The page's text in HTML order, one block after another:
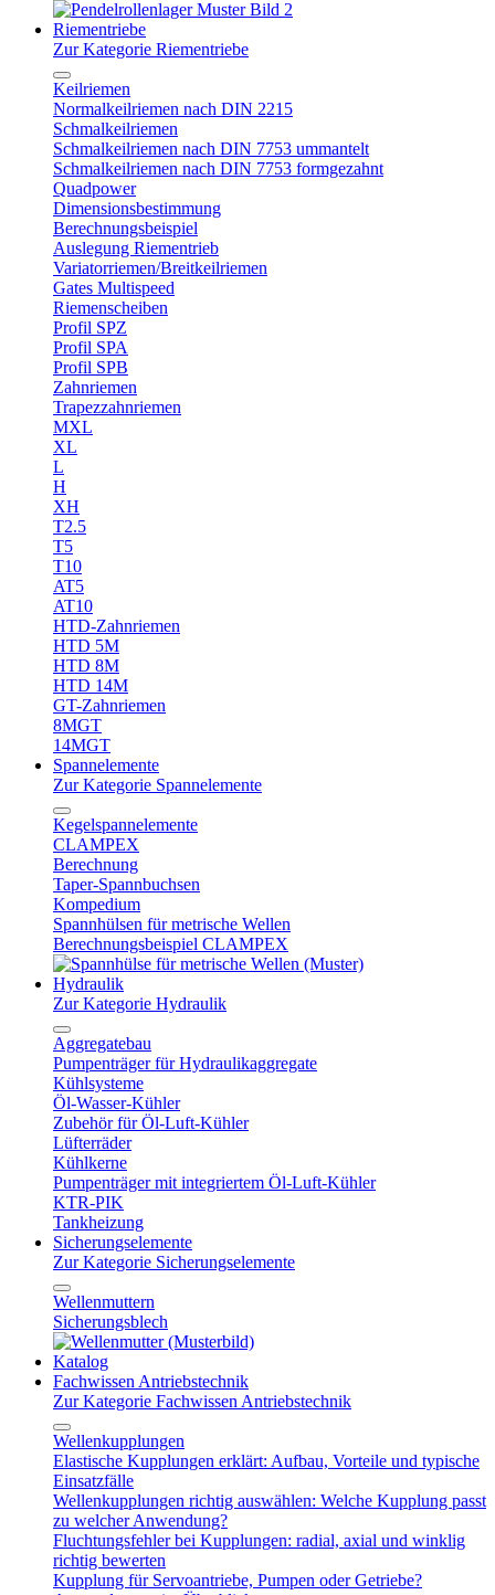
Riementriebe
Zur Kategorie Riementriebe
Keilriemen
Normalkeilriemen nach DIN 2215
Schmalkeilriemen
Schmalkeilriemen nach DIN 7753 ummantelt
Schmalkeilriemen nach DIN 7753 formgezahnt
Quadpower
Dimensionsbestimmung
Berechnungsbeispiel
Auslegung Riementrieb
Variatorriemen/Breitkeilriemen
Gates Multispeed
Riemenscheiben
Profil SPZ
Profil SPA
Profil SPB
Zahnriemen
Trapezzahnriemen
MXL
XL
L
H
XH
T2.5
T5
T10
AT5
AT10
HTD-Zahnriemen
HTD 5M
HTD 8M
HTD 14M
GT-Zahnriemen
8MGT
14MGT
Spannelemente
Zur Kategorie Spannelemente
Kegelspannelemente
CLAMPEX
Berechnung
Taper-Spannbuchsen
Kompedium
Spannhülsen für metrische Wellen
Berechnungsbeispiel CLAMPEX
Hydraulik
Zur Kategorie Hydraulik
Aggregatebau
Pumpenträger für Hydraulikaggregate
Kühlsysteme
Öl-Wasser-Kühler
Zubehör für Öl-Luft-Kühler
Lüfterräder
Kühlkerne
Pumpenträger mit integriertem Öl-Luft-Kühler
KTR-PIK
Tankheizung
Sicherungselemente
Zur Kategorie Sicherungselemente
Wellenmuttern
Sicherungsblech
Katalog
Fachwissen Antriebstechnik
Zur Kategorie Fachwissen Antriebstechnik
Wellenkupplungen
Elastische Kupplungen erklärt: Aufbau, Vorteile und typische
Einsatzfälle
Wellenkupplungen richtig auswählen: Welche Kupplung passt
zu welcher Anwendung?
Fluchtungsfehler bei Kupplungen: radial, axial und winklig
richtig bewerten
Kupplung für Servoantriebe, Pumpen oder Getriebe?